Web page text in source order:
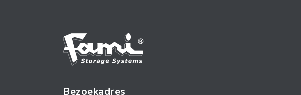
Bezoekadres